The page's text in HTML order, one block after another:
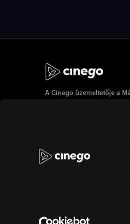
A Cinego üzemeltetője a
Infó a személyes adatok